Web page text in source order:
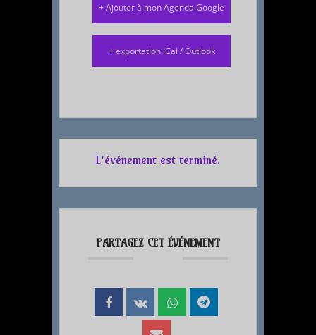
+ Ajouter à mon Agenda Google
+ exportation iCal / Outlook
L'événement est terminé.
PARTAGEZ CET ÉVÉNEMENT